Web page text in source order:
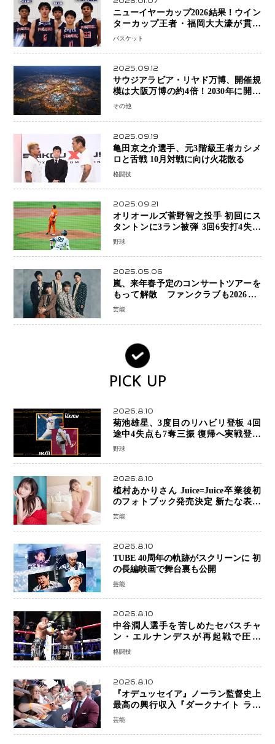
ニューイヤーカップ2026結果！ウイン
ターカップ王者・福岡大大濠が貫禄
V！ 東山は“背番号継承”で新たな物語
バスケット
2025.09.12
サウジアラビア・リヤド万博、開催規
模は大阪万博の約4倍！2030年に開幕
予定
その他
2025.09.19
亀田京之介選手、元3階級王者カシメ
格闘技
2025.09.21
オリオールズ菅野智之投手 初回にス
タントンに3ラン被弾 3回6安打4失点
で降板
野球
2025.05.06
嵐、来年春予定のコンサートツアーを
もって解散 ファンクラブも2026年5
月末で活動終了
芸能
PICK UP
2026.8.10
菊池雄星、3度目のリハビリ登板 4回
途中4失点も7奪三振 復帰へ実戦登板
を重ねる
野球
2026.8.10
植村あかりさん Juice=Juice卒業後初
のフォトブック発売決定 新たな表現
者としての“今”を凝縮
芸能
2026.8.10
TUBE 40周年の軌跡がスクリーンに 初
の長編映画で舞台裏も公開
芸能
2026.8.10
中谷潤人選手を苦しめたセバスチャ
ン・エルナンデスが再起戦で圧巻
KO 2回で相手を沈める…次戦は亀田
格闘技
2026.8.10
『オデュッセイア』ノーラン監督史上
最高の興行収入『ダークナイト ライ
ジング』超え、世界で11億ドル突破
芸能